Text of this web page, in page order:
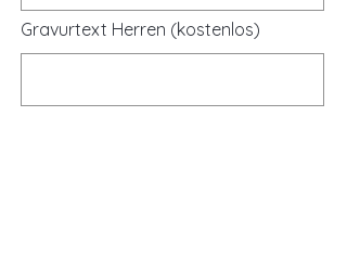
Gravurtext Herren (kostenlos)